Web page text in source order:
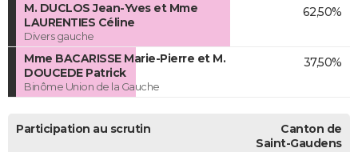
M. DUCLOS Jean-Yves et Mme
LAURENTIES Céline
Divers gauche
62,50%
Mme BACARISSE Marie-Pierre et M.
DOUCEDE Patrick
Binôme Union de la Gauche
37,50%
Participation au scrutin
Canton de
Saint-Gaudens